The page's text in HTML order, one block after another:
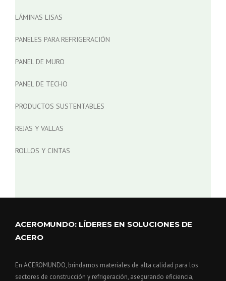
LÁMINAS LISAS
PANELES PARA REFRIGERACIÓN
PANEL DE MURO
PANEL DE TECHO
PRODUCTOS SUSTENTABLES
REJAS Y VALLAS
ROLLOS Y CINTAS
ACEROMUNDO: LÍDERES EN SOLUCIONES DE
ACERO
En ACEROMUNDO, brindamos materiales de alta calidad para los
sectores de construcción y refrigeración, asegurando eficiencia,